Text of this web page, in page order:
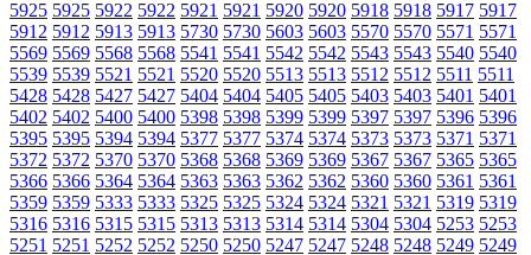
5925 5925 5922 5922 5921 5921 5920 5920 5918 5918 5917 5917
5912 5912 5913 5913 5730 5730 5603 5603 5570 5570 5571 5571
5569 5569 5568 5568 5541 5541 5542 5542 5543 5543 5540 5540
5539 5539 5521 5521 5520 5520 5513 5513 5512 5512 5511 5511
5428 5428 5427 5427 5404 5404 5405 5405 5403 5403 5401 5401
5402 5402 5400 5400 5398 5398 5399 5399 5397 5397 5396 5396
5395 5395 5394 5394 5377 5377 5374 5374 5373 5373 5371 5371
5372 5372 5370 5370 5368 5368 5369 5369 5367 5367 5365 5365
5366 5366 5364 5364 5363 5363 5362 5362 5360 5360 5361 5361
5359 5359 5333 5333 5325 5325 5324 5324 5321 5321 5319 5319
5316 5316 5315 5315 5313 5313 5314 5314 5304 5304 5253 5253
5251 5251 5252 5252 5250 5250 5247 5247 5248 5248 5249 5249